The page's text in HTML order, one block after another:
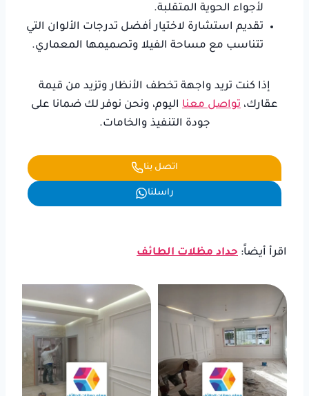
لأجواء الحوية المتقلبة.
تقديم استشارة لاختيار أفضل تدرجات الألوان التي
تتناسب مع مساحة الفيلا وتصميمها المعماري.
إذا كنت تريد واجهة تخطف الأنظار وتزيد من قيمة
عقارك، تواصل معنا اليوم، ونحن نوفر لك ضمانا على
جودة التنفيذ والخامات.
اتصل بنا
راسلنا
اقرأ أيضاً: حداد مظلات الطائف